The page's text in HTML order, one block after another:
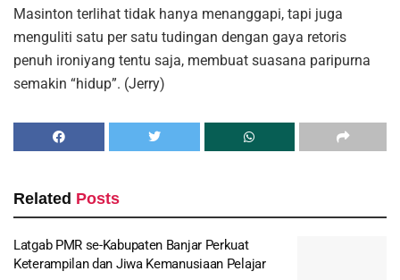
Masinton terlihat tidak hanya menanggapi, tapi juga
menguliti satu per satu tudingan dengan gaya retoris
penuh ironiyang tentu saja, membuat suasana paripurna
semakin “hidup”. (Jerry)
Related Posts
Latgab PMR se-Kabupaten Banjar Perkuat
Keterampilan dan Jiwa Kemanusiaan Pelajar